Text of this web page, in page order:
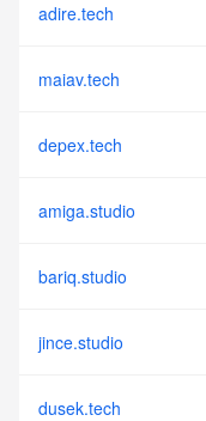
adire.tech
maiav.tech
depex.tech
amiga.studio
bariq.studio
jince.studio
dusek.tech